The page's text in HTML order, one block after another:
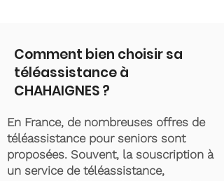
Comment bien choisir sa
téléassistance à
CHAHAIGNES ?
En France, de nombreuses offres de
téléassistance pour seniors sont
proposées. Souvent, la souscription à
un service de téléassistance,